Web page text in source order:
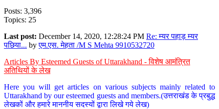
Posts: 3,396
Topics: 25
Last post: December 14, 2020, 12:28:24 PM Re: म्यर पहाड़ म्यर
पछिया... byएम.एस. मेहता /M S Mehta 9910532720
Articles By Esteemed Guests of Uttarakhand - विशेष आमंत्रित
अतिथियों के लेख
Here you will get articles on various subjects mainly related to
Uttarakhand by our esteemed guests and members.(उत्तराखंड के प्रबुद्ध
लेखकों और हमारे माननीय सदस्यों द्वारा लिखे गये लेख)